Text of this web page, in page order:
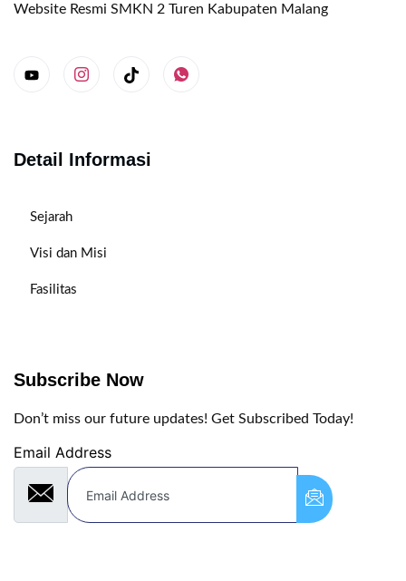
Website Resmi SMKN 2 Turen Kabupaten Malang
Detail Informasi
Sejarah
Visi dan Misi
Fasilitas
Subscribe Now
Don’t miss our future updates! Get Subscribed Today!
Email Address